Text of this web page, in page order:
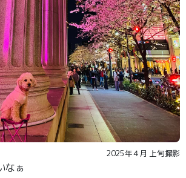
2025年４月 上旬撮影
なぁ